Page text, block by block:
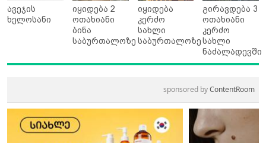
ავეჯის
ხელოსანი
იყიდება 2
ოთახიანი
ბინა
საბურთალოზე
იყიდება
კერძო
სახლი
საბურთალოზე
გირავდება 3
ოთახიანი
კერძო
სახლი
ნაძალადევში
sponsored byContentRoom